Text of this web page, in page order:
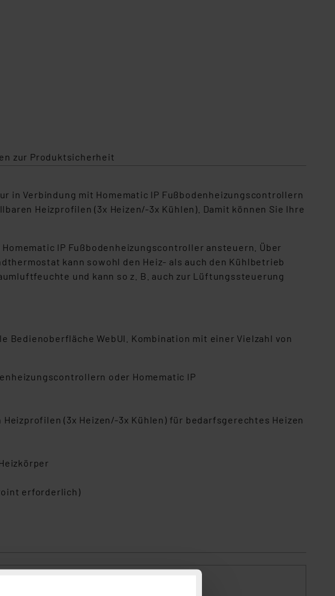
zur Produktsicherheit
in Verbindung mit Homematic IP Fußbodenheizungscontrollern
Heizprofilen (3x Heizen/-3x Kühlen). Damit können Sie Ihre
IP Fußbodenheizungscontroller ansteuern. Über
kann sowohl den Heiz- als auch den Kühlbetrieb
und kann so z. B. auch zur Lüftungssteuerung
Bedienoberfläche WebUI. Kombination mit einer Vielzahl von
oder Homematic IP
(3x Heizen/-3x Kühlen) für bedarfsgerechtes Heizen
erforderlich)